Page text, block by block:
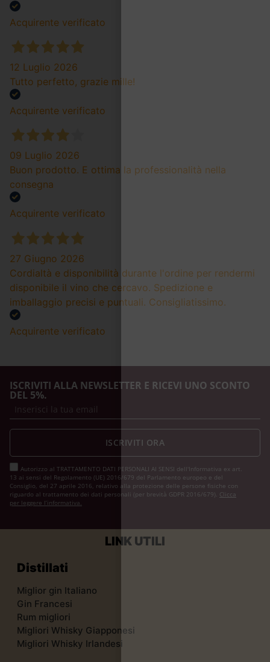
Acquirente verificato
12 Luglio 2026
Tutto perfetto, grazie mille!
Acquirente verificato
09 Luglio 2026
Buon prodotto. E ottima la professionalità nella
consegna
Acquirente verificato
27 Giugno 2026
Cordialtà e disponibilità durante l'ordine per rendermi
disponibile il vino che cercavo. Spedizione e
imballaggio precisi e puntuali. Consigliatissimo.
Acquirente verificato
ISCRIVITI ALLA NEWSLETTER E RICEVI UNO SCONTO
DEL 5%.
Autorizzo al TRATTAMENTO DATI PERSONALI AI SENSI dell'Informativa ex art.
13 ai sensi del Regolamento (UE) 2016/679 del Parlamento europeo e del
Consiglio, del 27 aprile 2016, relativo alla protezione delle persone fisiche con
riguardo al trattamento dei dati personali (per brevità GDPR 2016/679). Clicca
per leggere l’informativa.
ISCRIVITI ORA
LINK UTILI
Distillati
Miglior gin Italiano
Gin Francesi
Rum migliori
Migliori Whisky Giapponesi
Migliori Whisky Irlandesi